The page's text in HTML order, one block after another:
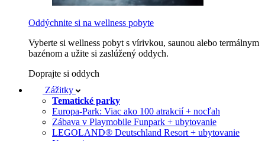
Oddýchnite si na wellness pobyte
Vyberte si wellness pobyt s vírivkou, saunou alebo termálnym
bazénom a užite si zaslúžený oddych.
Doprajte si oddych
Zážitky
Tematické parky
Europa-Park: Viac ako 100 atrakcií + nocľah
Zábava v Playmobile Funpark + ubytovanie
LEGOLAND® Deutschland Resort + ubytovanie